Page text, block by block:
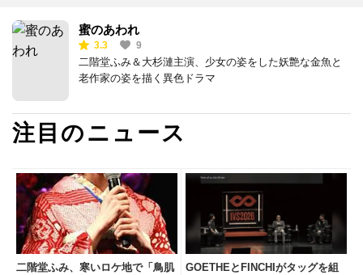
蜜のあわれ
3.3 9
二階堂ふみ＆大杉漣主演、少女の姿をした妖艶な金魚と
老作家の姿を描く異色ドラマ
注目のニュース
二階堂ふみ、寒いロケ地で「鳥肌
GOETHEとFINCHIがタッグを組